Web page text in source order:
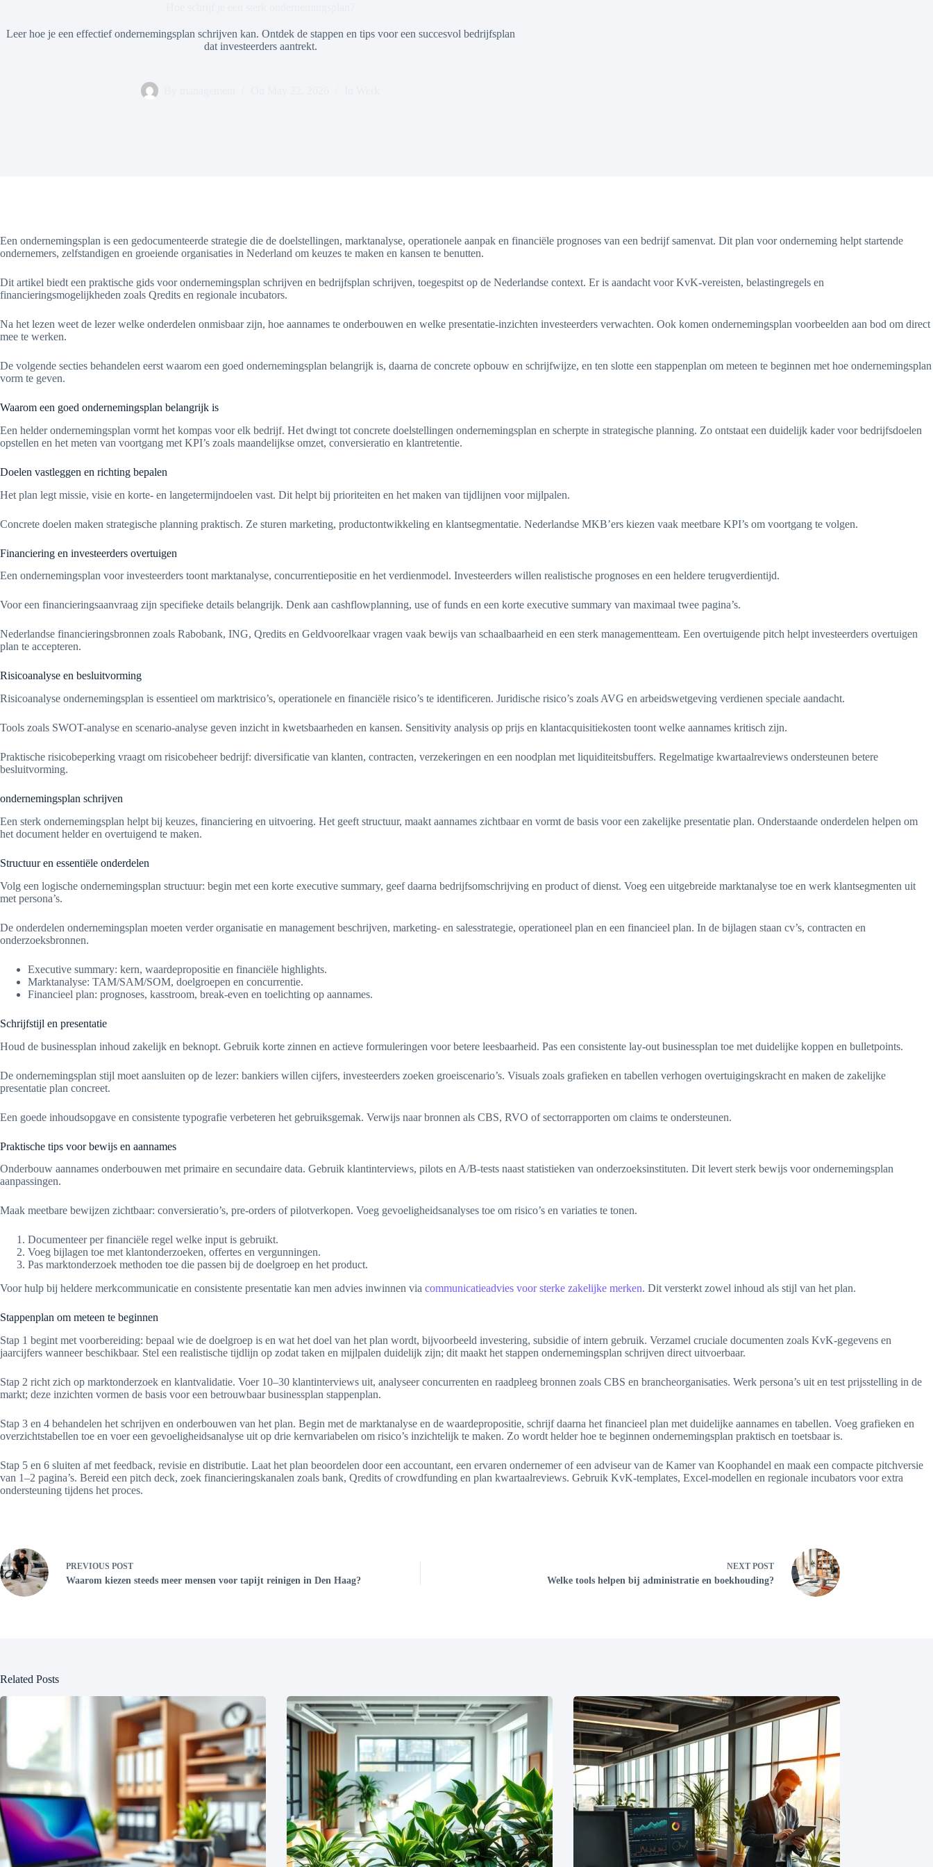
Leer hoe je een effectief ondernemingsplan schrijven kan. Ontdek de stappen en tips voor een succesvol bedrijfsplan
dat investeerders aantrekt.
Een ondernemingsplan is een gedocumenteerde strategie die de doelstellingen, marktanalyse, operationele aanpak en financiële prognoses van een bedrijf samenvat. Dit plan voor onderneming helpt startende
ondernemers, zelfstandigen en groeiende organisaties in Nederland om keuzes te maken en kansen te benutten.
Dit artikel biedt een praktische gids voor ondernemingsplan schrijven en bedrijfsplan schrijven, toegespitst op de Nederlandse context. Er is aandacht voor KvK-vereisten, belastingregels en
financieringsmogelijkheden zoals Qredits en regionale incubators.
Na het lezen weet de lezer welke onderdelen onmisbaar zijn, hoe aannames te onderbouwen en welke presentatie-inzichten investeerders verwachten. Ook komen ondernemingsplan voorbeelden aan bod om direct
mee te werken.
De volgende secties behandelen eerst waarom een goed ondernemingsplan belangrijk is, daarna de concrete opbouw en schrijfwijze, en ten slotte een stappenplan om meteen te beginnen met hoe ondernemingsplan
vorm te geven.
Waarom een goed ondernemingsplan belangrijk is
Een helder ondernemingsplan vormt het kompas voor elk bedrijf. Het dwingt tot concrete doelstellingen ondernemingsplan en scherpte in strategische planning. Zo ontstaat een duidelijk kader voor bedrijfsdoelen
opstellen en het meten van voortgang met KPI’s zoals maandelijkse omzet, conversieratio en klantretentie.
Doelen vastleggen en richting bepalen
Het plan legt missie, visie en korte- en langetermijndoelen vast. Dit helpt bij prioriteiten en het maken van tijdlijnen voor mijlpalen.
Concrete doelen maken strategische planning praktisch. Ze sturen marketing, productontwikkeling en klantsegmentatie. Nederlandse MKB’ers kiezen vaak meetbare KPI’s om voortgang te volgen.
Financiering en investeerders overtuigen
Een ondernemingsplan voor investeerders toont marktanalyse, concurrentiepositie en het verdienmodel. Investeerders willen realistische prognoses en een heldere terugverdientijd.
Voor een financieringsaanvraag zijn specifieke details belangrijk. Denk aan cashflowplanning, use of funds en een korte executive summary van maximaal twee pagina’s.
Nederlandse financieringsbronnen zoals Rabobank, ING, Qredits en Geldvoorelkaar vragen vaak bewijs van schaalbaarheid en een sterk managementteam. Een overtuigende pitch helpt investeerders overtuigen
plan te accepteren.
Risicoanalyse en besluitvorming
Risicoanalyse ondernemingsplan is essentieel om marktrisico’s, operationele en financiële risico’s te identificeren. Juridische risico’s zoals AVG en arbeidswetgeving verdienen speciale aandacht.
Tools zoals SWOT-analyse en scenario-analyse geven inzicht in kwetsbaarheden en kansen. Sensitivity analysis op prijs en klantacquisitiekosten toont welke aannames kritisch zijn.
Praktische risicobeperking vraagt om risicobeheer bedrijf: diversificatie van klanten, contracten, verzekeringen en een noodplan met liquiditeitsbuffers. Regelmatige kwartaalreviews ondersteunen betere
besluitvorming.
ondernemingsplan schrijven
Een sterk ondernemingsplan helpt bij keuzes, financiering en uitvoering. Het geeft structuur, maakt aannames zichtbaar en vormt de basis voor een zakelijke presentatie plan. Onderstaande onderdelen helpen om
het document helder en overtuigend te maken.
Structuur en essentiële onderdelen
Volg een logische ondernemingsplan structuur: begin met een korte executive summary, geef daarna bedrijfsomschrijving en product of dienst. Voeg een uitgebreide marktanalyse toe en werk klantsegmenten uit
met persona’s.
De onderdelen ondernemingsplan moeten verder organisatie en management beschrijven, marketing- en salesstrategie, operationeel plan en een financieel plan. In de bijlagen staan cv’s, contracten en
onderzoeksbronnen.
Executive summary: kern, waardepropositie en financiële highlights.
Marktanalyse: TAM/SAM/SOM, doelgroepen en concurrentie.
Financieel plan: prognoses, kasstroom, break-even en toelichting op aannames.
Schrijfstijl en presentatie
Houd de businessplan inhoud zakelijk en beknopt. Gebruik korte zinnen en actieve formuleringen voor betere leesbaarheid. Pas een consistente lay-out businessplan toe met duidelijke koppen en bulletpoints.
De ondernemingsplan stijl moet aansluiten op de lezer: bankiers willen cijfers, investeerders zoeken groeiscenario’s. Visuals zoals grafieken en tabellen verhogen overtuigingskracht en maken de zakelijke
presentatie plan concreet.
Een goede inhoudsopgave en consistente typografie verbeteren het gebruiksgemak. Verwijs naar bronnen als CBS, RVO of sectorrapporten om claims te ondersteunen.
Praktische tips voor bewijs en aannames
Onderbouw aannames onderbouwen met primaire en secundaire data. Gebruik klantinterviews, pilots en A/B-tests naast statistieken van onderzoeksinstituten. Dit levert sterk bewijs voor ondernemingsplan
aanpassingen.
Maak meetbare bewijzen zichtbaar: conversieratio’s, pre-orders of pilotverkopen. Voeg gevoeligheidsanalyses toe om risico’s en variaties te tonen.
Documenteer per financiële regel welke input is gebruikt.
Voeg bijlagen toe met klantonderzoeken, offertes en vergunningen.
Pas marktonderzoek methoden toe die passen bij de doelgroep en het product.
Voor hulp bij heldere merkcommunicatie en consistente presentatie kan men advies inwinnen via communicatieadvies voor sterke zakelijke merken. Dit versterkt zowel inhoud als stijl van het plan.
Stappenplan om meteen te beginnen
Stap 1 begint met voorbereiding: bepaal wie de doelgroep is en wat het doel van het plan wordt, bijvoorbeeld investering, subsidie of intern gebruik. Verzamel cruciale documenten zoals KvK‑gegevens en
jaarcijfers wanneer beschikbaar. Stel een realistische tijdlijn op zodat taken en mijlpalen duidelijk zijn; dit maakt het stappen ondernemingsplan schrijven direct uitvoerbaar.
Stap 2 richt zich op marktonderzoek en klantvalidatie. Voer 10–30 klantinterviews uit, analyseer concurrenten en raadpleeg bronnen zoals CBS en brancheorganisaties. Werk persona’s uit en test prijsstelling in de
markt; deze inzichten vormen de basis voor een betrouwbaar businessplan stappenplan.
Stap 3 en 4 behandelen het schrijven en onderbouwen van het plan. Begin met de marktanalyse en de waardepropositie, schrijf daarna het financieel plan met duidelijke aannames en tabellen. Voeg grafieken en
overzichtstabellen toe en voer een gevoeligheidsanalyse uit op drie kernvariabelen om risico’s inzichtelijk te maken. Zo wordt helder hoe te beginnen ondernemingsplan praktisch en toetsbaar is.
Stap 5 en 6 sluiten af met feedback, revisie en distributie. Laat het plan beoordelen door een accountant, een ervaren ondernemer of een adviseur van de Kamer van Koophandel en maak een compacte pitchversie
van 1–2 pagina’s. Bereid een pitch deck, zoek financieringskanalen zoals bank, Qredits of crowdfunding en plan kwartaalreviews. Gebruik KvK‑templates, Excel‑modellen en regionale incubators voor extra
ondersteuning tijdens het proces.
PREVIOUS POST
Waarom kiezen steeds meer mensen voor tapijt reinigen in Den Haag?
NEXT POST
Welke tools helpen bij administratie en boekhouding?
Related Posts